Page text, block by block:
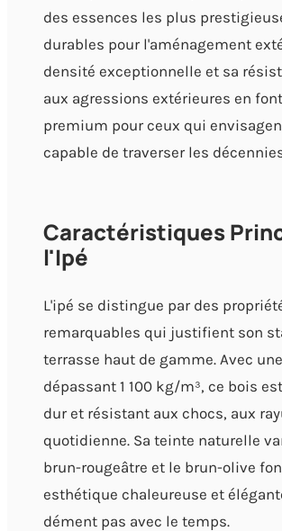
des essences les plus
durables pour l'aménagement
densité exceptionnelle et sa
aux agressions extérieures en
premium pour ceux qui
capable de traverser les
Caractéristiques
l'Ipé
L'ipé se distingue par des
remarquables qui justifient son
terrasse haut de gamme. Avec
dépassant 1 100 kg/m³, ce bois
dur et résistant aux chocs, aux
quotidienne. Sa teinte naturelle
brun-rougeâtre et le brun-olive
esthétique chaleureuse et
dément pas avec le temps.